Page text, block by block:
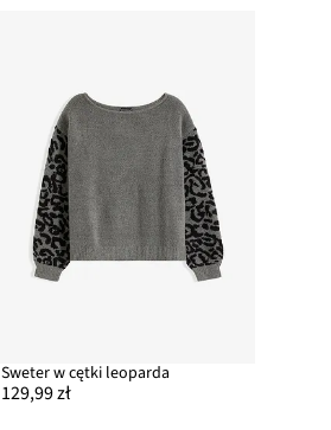
Sweter w cętki leoparda
129,99 zł